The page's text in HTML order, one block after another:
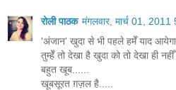
रोली पाठक मंगलवार, मार्च 01,
'अंजान' खुदा से भी पहले हमेँ याद आयेगा
तुम्हेँ तो देखा है खुदा को तो देखा ही
बहुत खूब......
खूबसूरत ग़ज़ल है.....